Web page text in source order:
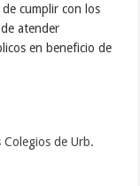
cumplir con los
atender
en beneficio de